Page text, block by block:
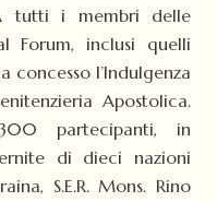
A tutti i membri delle
Forum, inclusi quelli
concesso l’Indulgenza
Apostolica.
partecipanti, in
di dieci nazioni
S.E.R. Mons. Rino